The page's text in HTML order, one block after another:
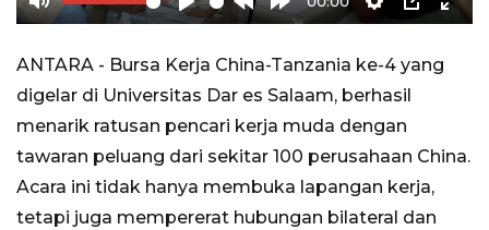
Mute Play
Rewind
10s
Forward
10s
Settings
PIP
ANTARA - Bursa Kerja China-Tanzania ke-4 yang
digelar di Universitas Dar es Salaam, berhasil
menarik ratusan pencari kerja muda dengan
tawaran peluang dari sekitar 100 perusahaan China.
Acara ini tidak hanya membuka lapangan kerja,
tetapi juga mempererat hubungan bilateral dan